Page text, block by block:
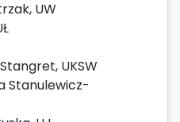
UW
UKSW
Stanulewicz-